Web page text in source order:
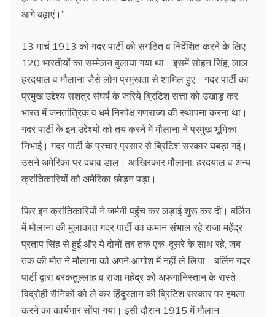
आगे बढ़ाएं।’’
13 मार्च 1913 को गदर पार्टी को संगठित व निर्देशित करने के लिए
120 भारतीयों का सम्मेलन बुलाया गया था। इसमें सोहन सिंह, लाल
हरदयाल व मौलाना जैसे लोग प्रमुखता से शामिल हुए। गदर पार्टी का
प्रमुख उद्देश्य सशत्र संघर्ष के जरिये ब्रिटिश सत्ता को उखाड़ कर
भारत में जनतांत्रिक व धर्म निरपेक्ष गणराज्य की स्थापना करना था।
गदर पार्टी के इन उद्देश्यों को तय करने में मौलाना ने प्रमुख भूमिका
निभाई। गदर पार्टी के प्रचार प्रसार से ब्रिटिश सरकार घबड़ा गई।
उसने अमेरिका पर दबाव डाल। आखिरकार मौलाना, हरदयाल व अन्य
क्रांतिकारियों को अमेरिका छोड़न पड़ा।
फिर इन क्रांतिकारियों ने जर्मनी पहुंच कर लड़ाई शुरू कर दी। बर्लिन
में मौलाना की मुलाकात गदर पार्टी का कमान संभाल रहे राजा महेंद्र
प्रताप सिंह से हुई और ये दोनों तब तक एक-दूसरे के साथ रहे, जब
तक की मौत ने मौलाना को अपने आगोश में नहीं ले लिया। बर्लिन गदर
पार्टी द्वारा बरकतुल्लाह व राजा महेंद्र को अफगानिस्तान के रास्ते
विद्रोही सैनिकों को ले कर हिंदुस्तान की ब्रिटिश सरकार पर हमला
करने का कार्यभार सोंपा गया। इसी दौरान 1915 में मौलान